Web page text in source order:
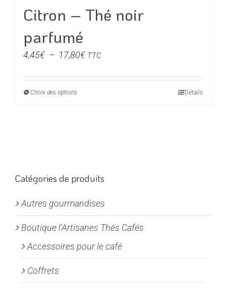
du
produit
Citron – Thé noir
parfumé
4,45€ – 17,80€Plage
prix :
TTC
Choix des optionsCe
options
être
choisies
sur
la
page
produit
Détails
Catégories de produits
Autres gourmandises
Boutique l'Artisanes Thés Cafés
Accessoires pour le café
Coffrets